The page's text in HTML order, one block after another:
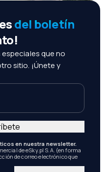
del boletín
que no
sitio. ¡Únete y
en nuestra newsletter.
de eSky.pl S.A. (en forma
de correo electrónico que